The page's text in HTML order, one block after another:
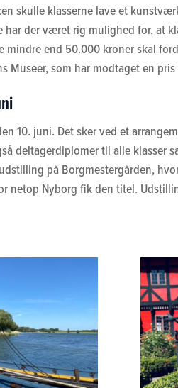
skulle klasserne lave et
har der været rig mulighed for, at
mindre end 50.000 kroner skal
Museer, som har modtaget en
10. juni. Det sker ved et
deltagerdiplomer til alle klasser
på Borgmestergården,
netop Nyborg fik den titel.